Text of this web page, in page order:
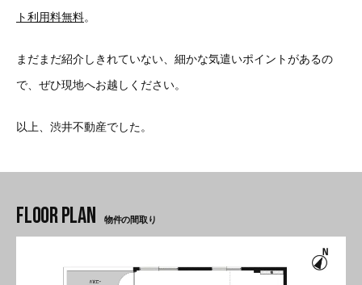
ト利用料無料。
まだまだ紹介しきれていない、細かな気遣いポイントがあるの
で、ぜひ現地へお越しください。
以上、渋井不動産でした。
物件の間取り